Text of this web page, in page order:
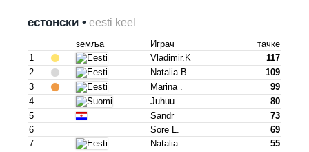
естонски • eesti keel
земља Играч
тачке
1
Vladimir.k
117
2
Natalia B.
109
3
Marina .
99
4
Juhuu
80
5
Sandr
73
6
Sore L.
69
7
Natalia
55